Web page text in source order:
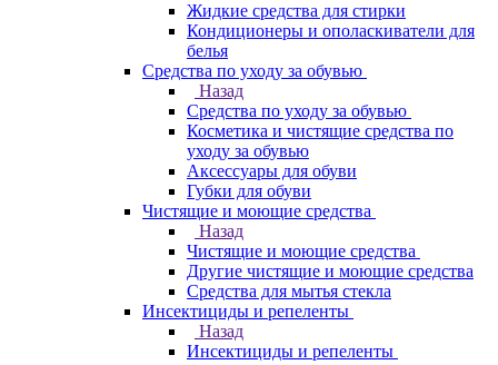
Жидкие средства для стирки
Кондиционеры и ополаскиватели для
белья
Средства по уходу за обувью
Назад
Средства по уходу за обувью
Косметика и чистящие средства по
уходу за обувью
Аксессуары для обуви
Губки для обуви
Чистящие и моющие средства
Назад
Чистящие и моющие средства
Другие чистящие и моющие средства
Средства для мытья стекла
Инсектициды и репеленты
Назад
Инсектициды и репеленты